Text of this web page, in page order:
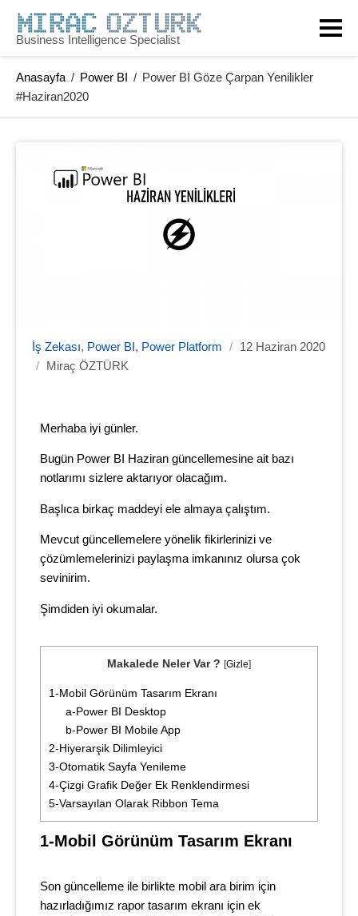
Business Intelligence Specialist
Anasayfa / Power BI / Power BI Göze Çarpan Yenilikler
#Haziran2020
İş Zekası, Power BI , Power Platform /
12 Haziran 2020
/
Miraç ÖZTÜRK
Merhaba iyi günler.
Bugün Power BI Haziran güncellemesine ait bazı
notlarımı sizlere aktarıyor olacağım.
Başlıca birkaç maddeyi ele almaya çalıştım.
Mevcut güncellemelere yönelik fikirlerinizi ve
çözümlemelerinizi paylaşma imkanınız olursa çok
sevinirim.
Şimdiden iyi okumalar.
Makalede Neler Var ? [Gizle]
1-Mobil Görünüm Tasarım Ekranı
a-Power BI Desktop
b-Power BI Mobile App
2-Hiyerarşik Dilimleyici
3-Otomatik Sayfa Yenileme
4-Çizgi Grafik Değer Ek Renklendirmesi
5-Varsayılan Olarak Ribbon Tema
1-Mobil Görünüm Tasarım Ekranı
Son güncelleme ile birlikte mobil ara birim için
hazırladığımız rapor tasarım ekranı için ek